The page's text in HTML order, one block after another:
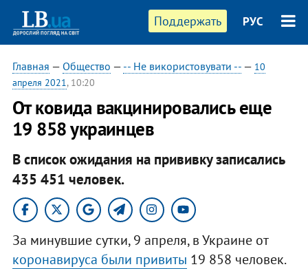
Поддержать РУС
Главная — Общество — -- Не використовувати --— 10
апреля 2021, 10:20
От ковида вакцинировались еще
19 858 украинцев
В список ожидания на прививку записались
435 451 человек.
За минувшие сутки, 9 апреля, в Украине от
коронавируса были привиты 19 858 человек.